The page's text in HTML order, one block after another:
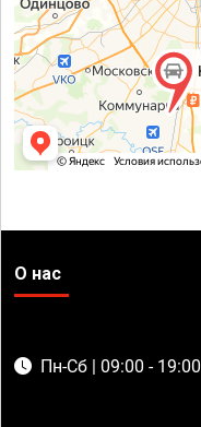
О нас
Пн-Сб | 09:00 - 19:00